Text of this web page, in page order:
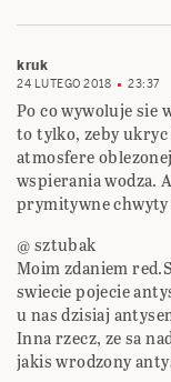
kruk
24 LUTEGO 2018 23:37
Po co wywoluje sie
to tylko, zeby
atmosfere
wspierania wodza.
prymitywne chwyty
@ sztubak
Moim zdaniem
swiecie pojecie
u nas dzisiaj
Inna rzecz, ze sa
jakis wrodzony